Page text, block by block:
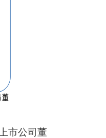
市公司董